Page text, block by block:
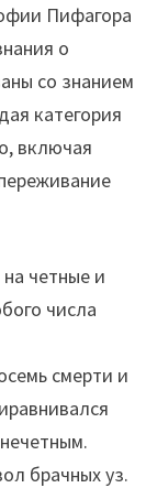
Пифагора
о
со знанием
категория
включая
четные и
числа
смерти и
брачных уз.